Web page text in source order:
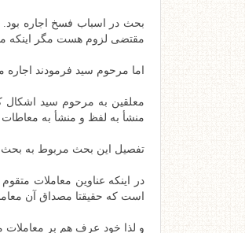
بحث در اسباب فسخ اجاره بود.
مقتضی لزوم هست مگر اینکه
اما مرحوم سید فرمودند
معلقین به مرحوم سید اشکال
منشأ به لفظ و منشأ به معاطات
تفصیل این بحث مربوط به بحث
در اینکه عناوین معاملات
است که حقیقتا مصداق آن
و لذا خود عرف هم بر معاملات